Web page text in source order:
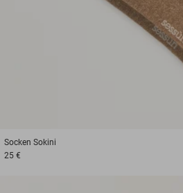
Socken Sokini
25 €